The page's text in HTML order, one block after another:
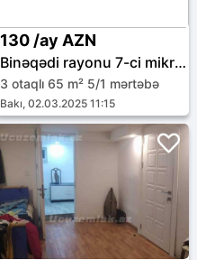
130 /ay AZN
Binəqədi rayonu 7-ci mikrorayon
3 otaqlı 65 m² 5/1 mərtəbə
Bakı, 02.03.2025 11:15